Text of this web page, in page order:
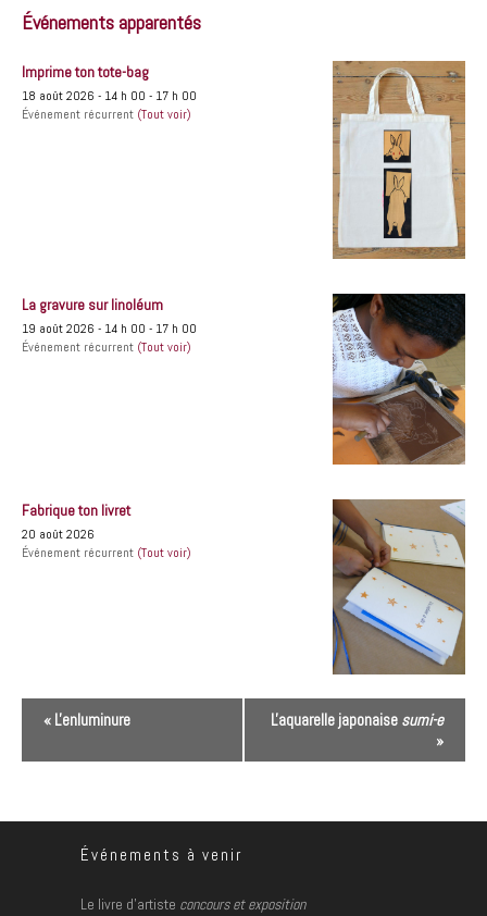
Événements apparentés
Imprime ton tote-bag
18 août 2026 - 14 h 00 - 17 h 00
Événement récurrent (Tout voir)
La gravure sur linoléum
19 août 2026 - 14 h 00 - 17 h 00
Événement récurrent (Tout voir)
Fabrique ton livret
20 août 2026
Événement récurrent (Tout voir)
g
« L'enluminure L'aquarelle japonaise sumi-e
»
Événements à venir
Le livre d’artiste concours et exposition